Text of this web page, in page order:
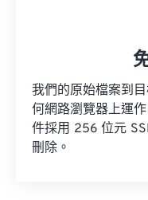
我們的原始檔案到
何網路瀏覽器上運
件採用 256 位元
刪除。